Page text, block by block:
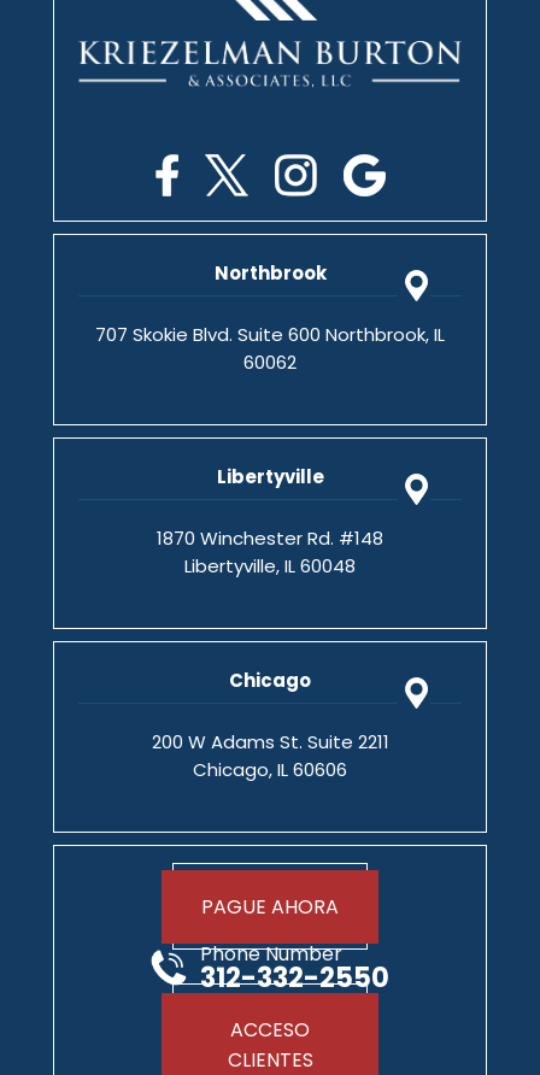
Northbrook
707 Skokie Blvd. Suite 600 Northbrook, IL
60062
Libertyville
1870 Winchester Rd. #148
Libertyville, IL 60048
Chicago
200 W Adams St. Suite 2211
Chicago, IL 60606
PAGUE AHORA
Phone Number
312-332-2550
ACCESO
CLIENTES